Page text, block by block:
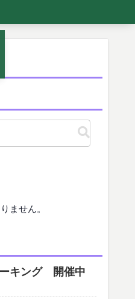
ません。
キング 開催中